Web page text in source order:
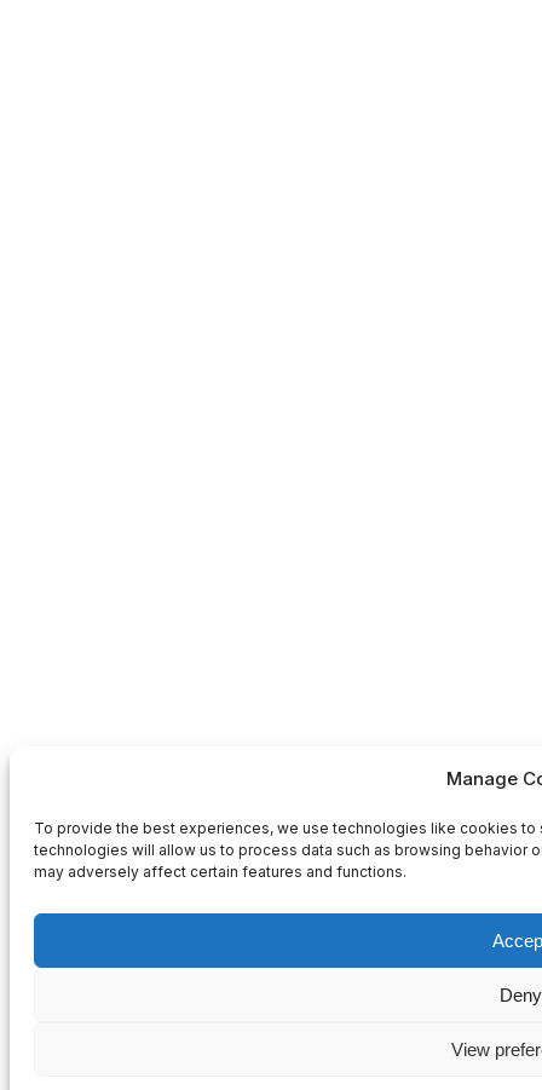
Manage
To provide the best experiences, we use technologies like cookies
technologies will allow us to process data such as browsing behavior
may adversely affect certain features and functions.
Deny
View